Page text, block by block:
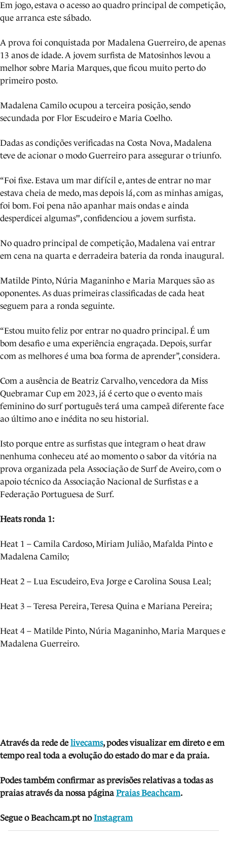
Em jogo, estava o acesso ao quadro principal de competição,
que arranca este sábado.
A prova foi conquistada por Madalena Guerreiro, de apenas
13 anos de idade. A jovem surfista de Matosinhos levou a
melhor sobre Maria Marques, que ficou muito perto do
primeiro posto.
Madalena Camilo ocupou a terceira posição, sendo
secundada por Flor Escudeiro e Maria Coelho.
Dadas as condições verificadas na Costa Nova, Madalena
teve de acionar o modo Guerreiro para assegurar o triunfo.
“Foi fixe. Estava um mar difícil e, antes de entrar no mar
estava cheia de medo, mas depois lá, com as minhas amigas,
foi bom. Foi pena não apanhar mais ondas e ainda
desperdicei algumas", confidenciou a jovem surfista.
No quadro principal de competição, Madalena vai entrar
em cena na quarta e derradeira bateria da ronda inaugural.
Matilde Pinto, Núria Maganinho e Maria Marques são as
oponentes. As duas primeiras classificadas de cada heat
seguem para a ronda seguinte.
“Estou muito feliz por entrar no quadro principal. É um
bom desafio e uma experiência engraçada. Depois, surfar
com as melhores é uma boa forma de aprender”, considera.
Com a ausência de Beatriz Carvalho, vencedora da Miss
Quebramar Cup em 2023, já é certo que o evento mais
feminino do surf português terá uma campeã diferente face
ao último ano e inédita no seu historial.
Isto porque entre as surfistas que integram o heat draw
nenhuma conheceu até ao momento o sabor da vitória na
prova organizada pela Associação de Surf de Aveiro, com o
apoio técnico da Associação Nacional de Surfistas e a
Federação Portuguesa de Surf.
Heats ronda 1:
Heat 1 – Camila Cardoso, Miriam Julião, Mafalda Pinto e
Madalena Camilo;
Heat 2 – Lua Escudeiro, Eva Jorge e Carolina Sousa Leal;
Heat 3 – Teresa Pereira, Teresa Quina e Mariana Pereira;
Heat 4 – Matilde Pinto, Núria Maganinho, Maria Marques e
Madalena Guerreiro.
Através da rede delivecams, podes visualizar em direto e em
tempo real toda a evolução do estado do mar e da praia.
Podes também confirmar as previsões relativas a todas as
praias através da nossa páginaPraias Beachcam.
Segue o Beachcam.pt no Instagram